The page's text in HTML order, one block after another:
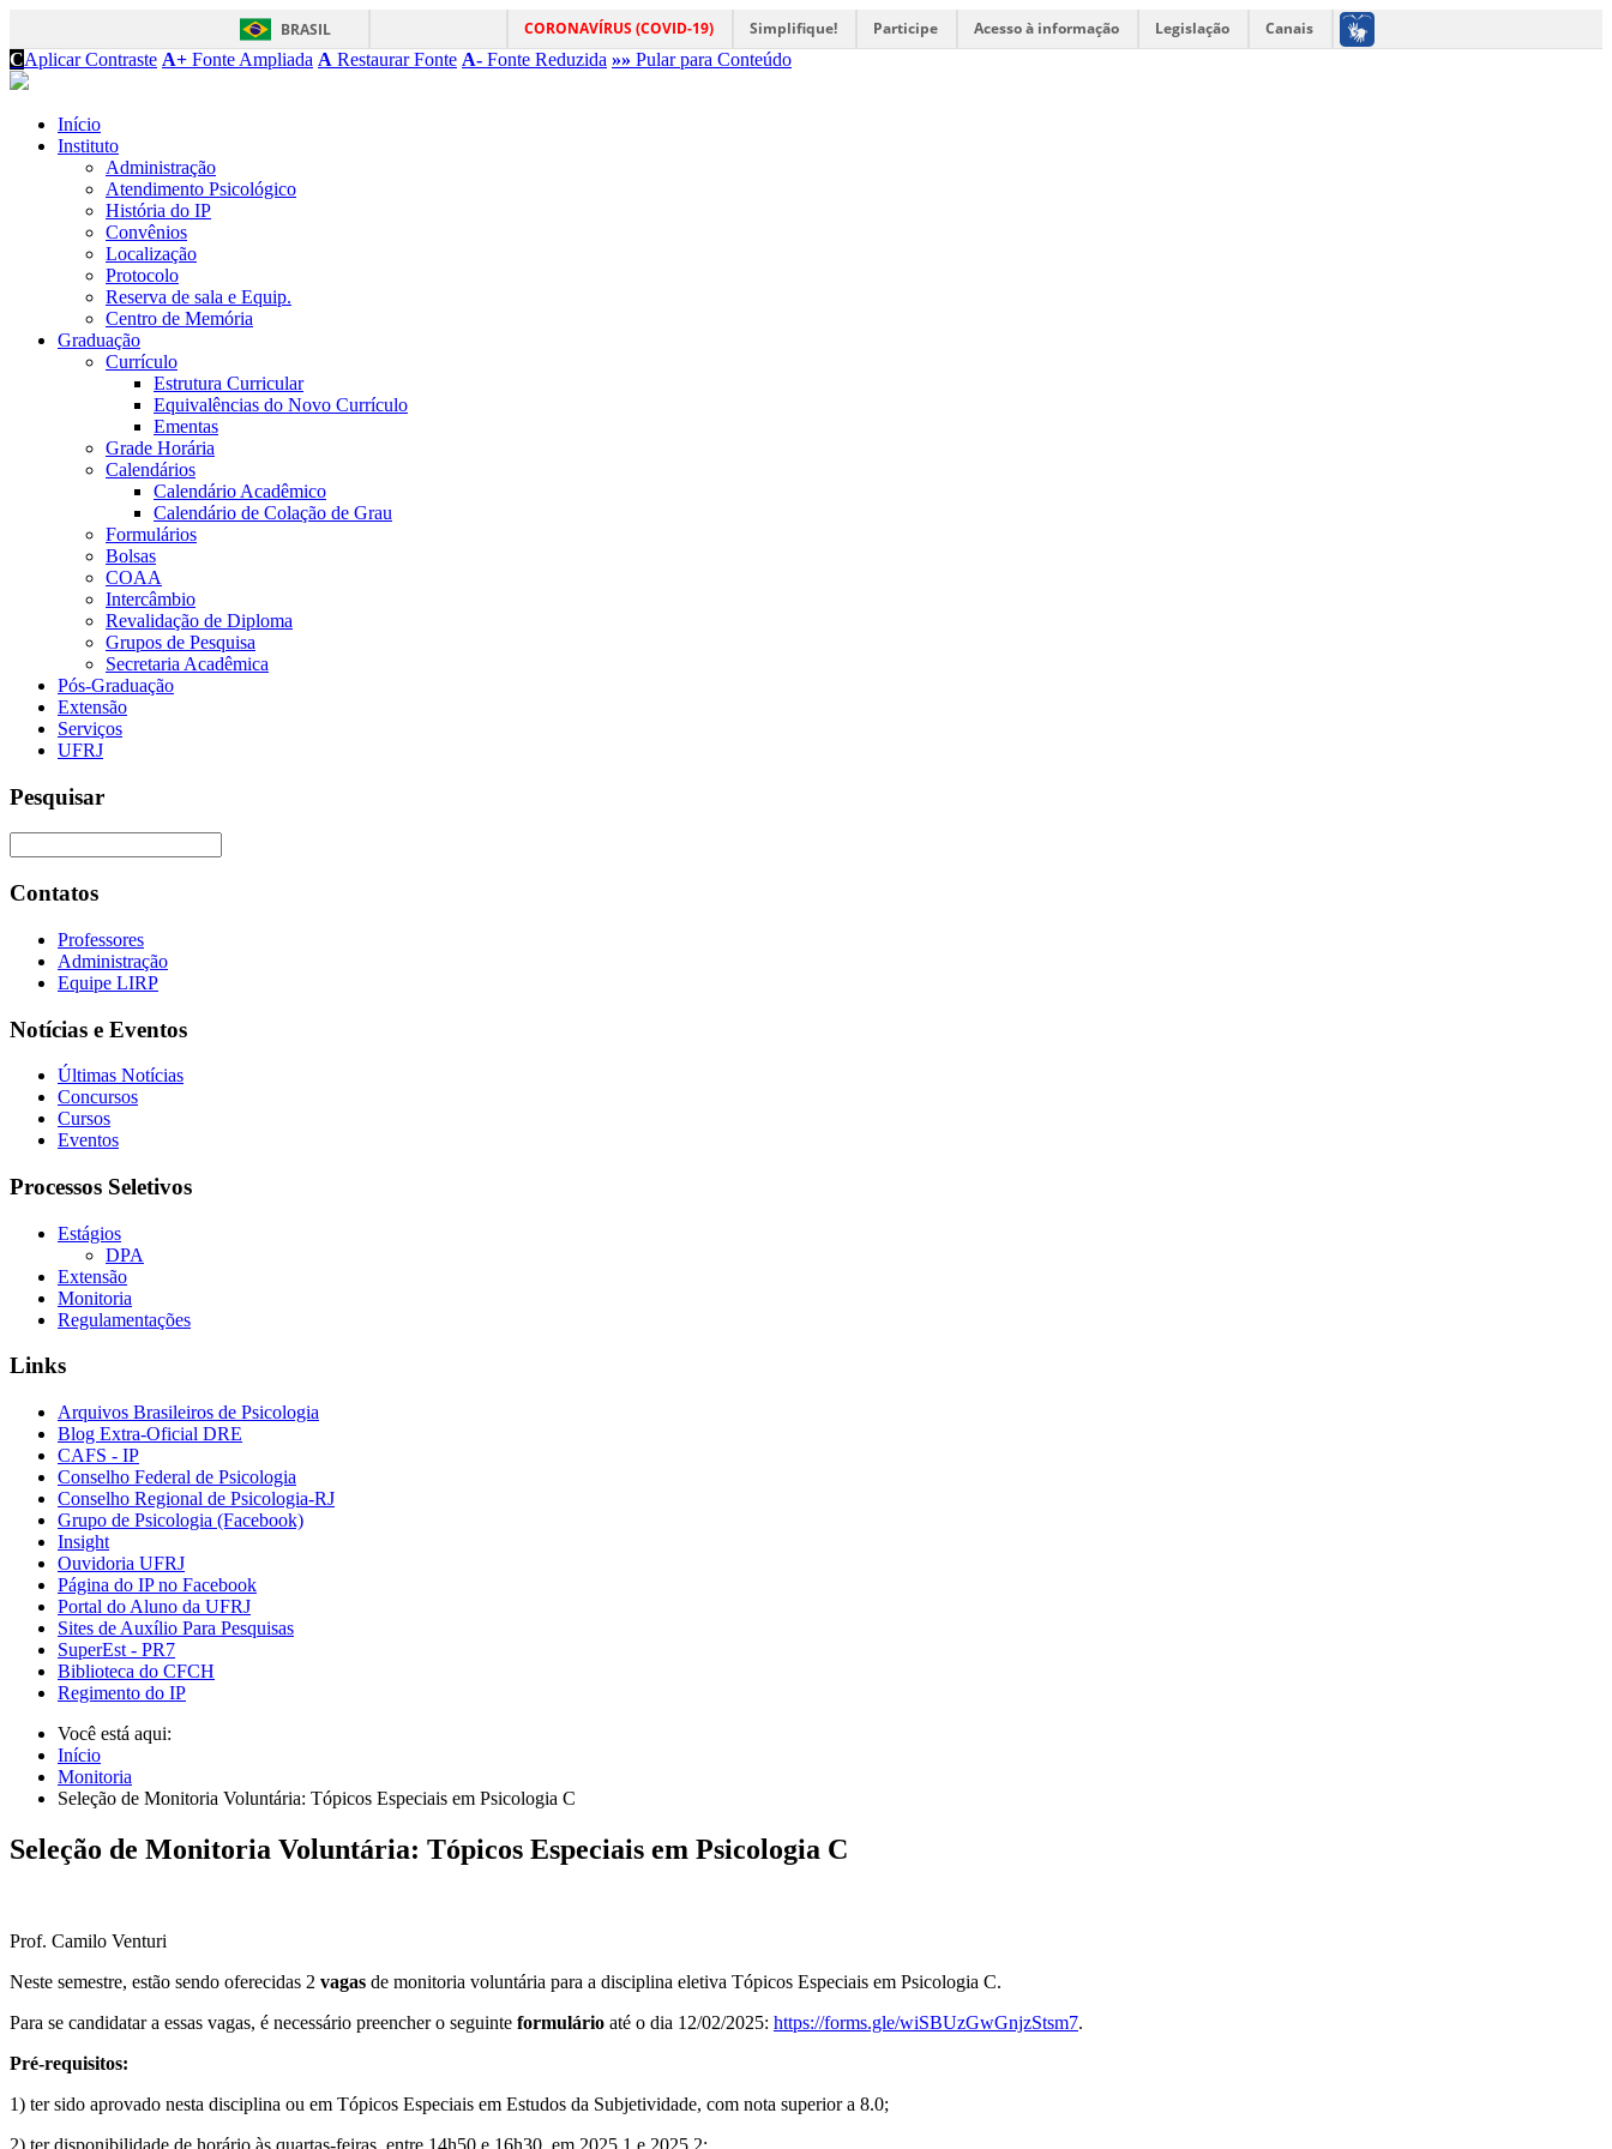
BRASIL CORONAVÍRUS (COVID-19) Simplifique! Participe Acesso à informação Legislação
Canais
CAplicar Contraste A+ Fonte Ampliada A Restaurar Fonte A- Fonte Reduzida »» Pular para Conteúdo
Início
Instituto
Administração
Atendimento Psicológico
História do IP
Convênios
Localização
Protocolo
Reserva de sala e Equip.
Centro de Memória
Graduação
Currículo
Estrutura Curricular
Equivalências do Novo Currículo
Ementas
Grade Horária
Calendários
Calendário Acadêmico
Calendário de Colação de Grau
Formulários
Bolsas
COAA
Intercâmbio
Revalidação de Diploma
Grupos de Pesquisa
Secretaria Acadêmica
Pós-Graduação
Extensão
Serviços
UFRJ
Pesquisar
Contatos
Professores
Administração
Equipe LIRP
Notícias e Eventos
Últimas Notícias
Concursos
Cursos
Eventos
Processos Seletivos
Estágios
DPA
Extensão
Monitoria
Regulamentações
Links
Arquivos Brasileiros de Psicologia
Blog Extra-Oficial DRE
CAFS - IP
Conselho Federal de Psicologia
Conselho Regional de Psicologia-RJ
Grupo de Psicologia (Facebook)
Insight
Ouvidoria UFRJ
Página do IP no Facebook
Portal do Aluno da UFRJ
Sites de Auxílio Para Pesquisas
SuperEst - PR7
Biblioteca do CFCH
Regimento do IP
Você está aqui:
Início
Monitoria
Seleção de Monitoria Voluntária: Tópicos Especiais em Psicologia C
Seleção de Monitoria Voluntária: Tópicos Especiais em Psicologia C
Prof. Camilo Venturi
Neste semestre, estão sendo oferecidas 2 vagas de monitoria voluntária para a disciplina eletiva Tópicos Especiais em Psicologia C.
Para se candidatar a essas vagas, é necessário preencher o seguinte formulário até o dia 12/02/2025: https://forms.gle/wiSBUzGwGnjzStsm7.
Pré-requisitos:
1) ter sido aprovado nesta disciplina ou em Tópicos Especiais em Estudos da Subjetividade, com nota superior a 8.0;
2) ter disponibilidade de horário às quartas-feiras, entre 14h50 e 16h30, em 2025.1 e 2025.2;